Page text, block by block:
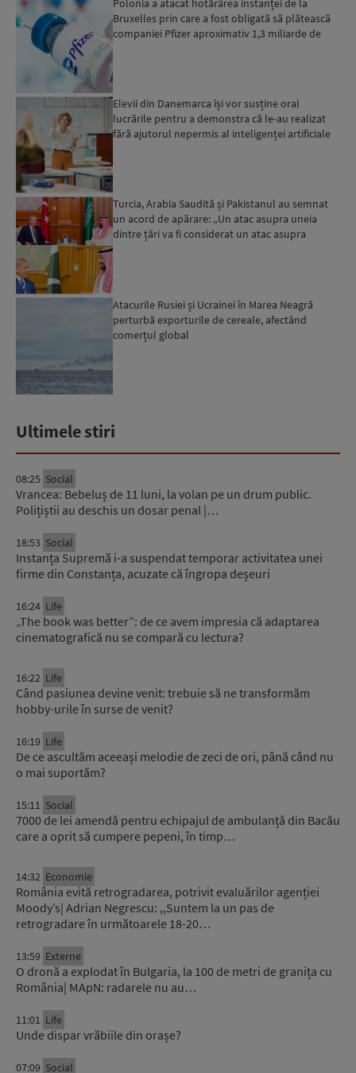
Bruxelles prin care a fost obligată să plătească
companiei Pfizer aproximativ 1,3 miliarde de
Elevii din Danemarca își vor susține oral
lucrările pentru a demonstra că le-au realizat
fără ajutorul nepermis al inteligenței artificiale
Turcia, Arabia Saudită și Pakistanul au semnat
un acord de apărare: „Un atac asupra uneia
dintre țări va fi considerat un atac asupra
Atacurile Rusiei și Ucrainei în Marea Neagră
perturbă exporturile de cereale, afectând
comerțul global
Ultimele stiri
08:25 Social
Vrancea: Bebeluș de 11 luni, la volan pe un drum public.
Polițiștii au deschis un dosar penal |…
18:53 Social
Instanța Supremă i-a suspendat temporar activitatea unei
firme din Constanța, acuzate că îngropa deșeuri
16:24 Life
„The book was better”: de ce avem impresia că adaptarea
cinematografică nu se compară cu lectura?
16:22 Life
Când pasiunea devine venit: trebuie să ne transformăm
hobby-urile în surse de venit?
16:19 Life
De ce ascultăm aceeași melodie de zeci de ori, până când nu
o mai suportăm?
15:11 Social
7000 de lei amendă pentru echipajul de ambulanță din Bacău
care a oprit să cumpere pepeni, în timp…
14:32 Economie
România evită retrogradarea, potrivit evaluărilor agenției
Moody’s| Adrian Negrescu: ,,Suntem la un pas de
retrogradare în următoarele 18-20…
13:59 Externe
O dronă a explodat în Bulgaria, la 100 de metri de granița cu
România| MApN: radarele nu au…
11:01 Life
Unde dispar vrăbiile din orașe?
07:09 Social